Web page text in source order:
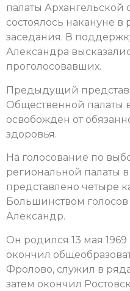
палаты Архангельской
состоялось накануне в
заседания. В
Александра
проголосовавших.
Предыдущий
Общественной
освобожден от
здоровья.
На голосование по
региональной палаты
представлено четыре
Большинством
Александр.
Он родился 13 мая 1969
окончил
Фролово, служил в
затем окончил